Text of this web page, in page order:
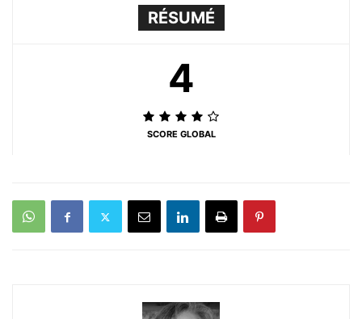
RÉSUMÉ
4
SCORE GLOBAL